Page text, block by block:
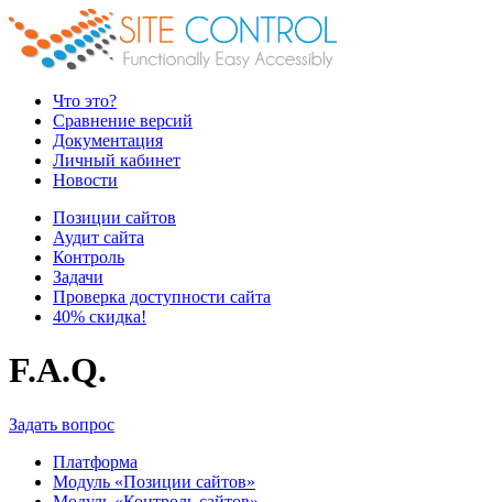
Что это?
Сравнение версий
Документация
Личный кабинет
Новости
Позиции сайтов
Аудит сайта
Контроль
Задачи
Проверка доступности сайта
40% скидка!
F.A.Q.
Задать вопрос
Платформа
Модуль «Позиции сайтов»